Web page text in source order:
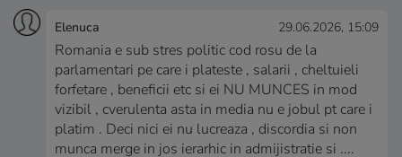
Elenuca 29.06.2026, 15:09
Romania e sub stres politic cod rosu de la
parlamentari pe care i plateste , salarii , cheltuieli
forfetare , beneficii etc si ei NU MUNCES in mod
vizibil , cverulenta asta in media nu e jobul pt care i
platim . Deci nici ei nu lucreaza , discordia si non
munca merge in jos ierarhic in admijistratie si ....